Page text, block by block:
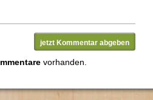
jetzt Kommentar abgeben
vorhanden.